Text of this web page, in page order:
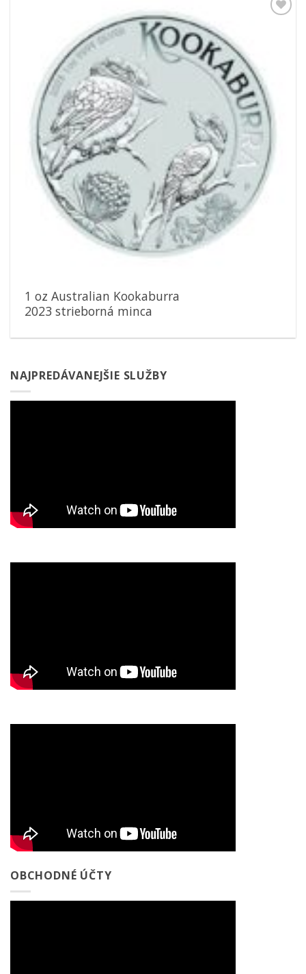
1 oz Australian Kookaburra
2023 strieborná minca
NAJPREDÁVANEJŠIE SLUŽBY
OBCHODNÉ ÚČTY